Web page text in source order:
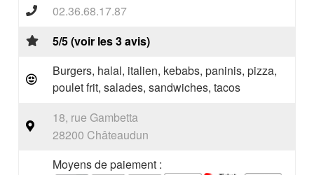
02.36.68.17.87
5/5 (voir les 3 avis)
Burgers, halal, italien, kebabs, paninis, pizza,
poulet frit, salades, sandwiches, tacos
18, rue Gambetta
28200 Châteaudun
Moyens de paiement :